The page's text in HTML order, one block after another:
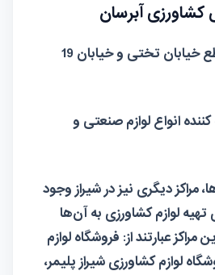
خیابان تختی و خیابان 19
انواع لوازم صنعتی و
مراکز دیگری نیز در شیراز وجود
تهیه لوازم کشاورزی به آن‌ها
مراکز عبارتند از: فروشگاه لوازم
لوازم کشاورزی شیراز پلیمر،